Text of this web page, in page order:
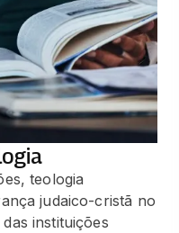
teologia
judaico-cristã no
instituições